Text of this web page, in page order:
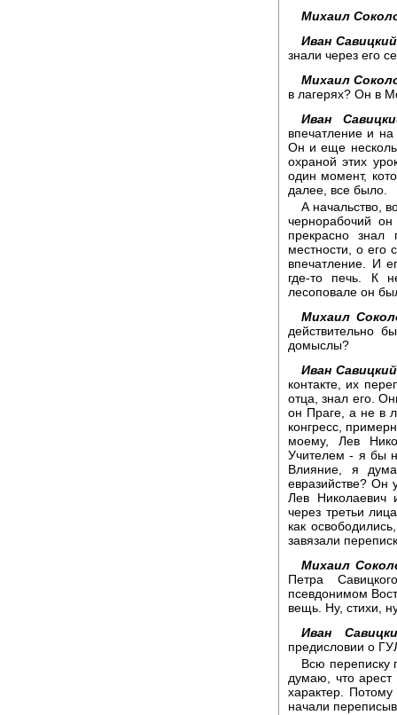
Михаил
Иван
знали через его
Михаил
в лагерях? Он в
Иван
впечатление и
Он и еще
охраной этих
один момент,
далее, все было.
А начальство,
чернорабочий
прекрасно
местности, о его
впечатление. И
где-то печь. К
лесоповале он
Михаил
действительно
домыслы?
Иван
контакте, их
отца, знал его.
он Праге, а не в
конгресс,
моему, Лев
Учителем - я бы
Влияние, я
евразийстве? Он
Лев Николаевич
через третьи
как
завязали
Михаил
Петра
псевдонимом
вещь. Ну, стихи,
Иван
предисловии о
Всю переписку
думаю, что арест
характер.
начали